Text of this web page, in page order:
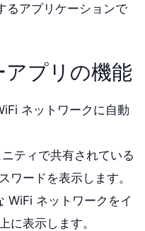
るアプリケーションで
プリの機能
ネットワークに自動
ティで共有されている
ワードを表示します。
WiFi ネットワークをイ
に表示します。